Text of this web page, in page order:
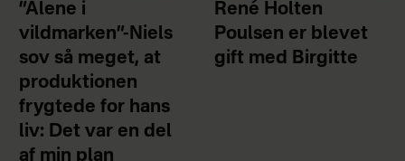
”Alene i
vildmarken”-Niels
sov så meget, at
produktionen
frygtede for hans
liv: Det var en del
af min plan
René Holten
Poulsen er blevet
gift med Birgitte